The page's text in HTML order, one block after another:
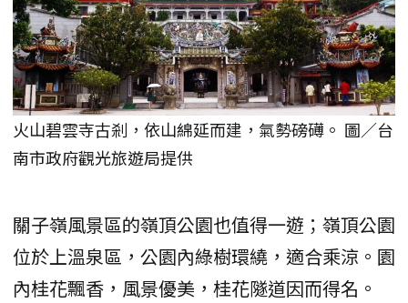
火山碧雲寺古剎，依山綿延而建，氣勢磅礡。 圖／台
南市政府觀光旅遊局提供
關子嶺風景區的嶺頂公園也值得一遊；嶺頂公園
位於上溫泉區，公園內綠樹環繞，適合乘涼。園
內桂花飄香，風景優美，桂花隧道因而得名。